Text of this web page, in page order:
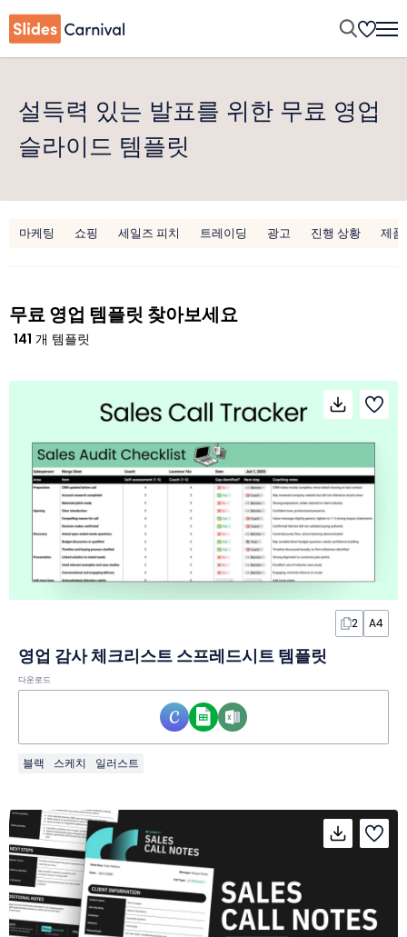
설득력 있는 발표를 위한 무료 영업
슬라이드 템플릿
마케팅 쇼핑 세일즈 피치 트레이딩 광고 진행 상황 제품
무료 영업 템플릿 찾아보세요
141 개 템플릿
2 A4
영업 감사 체크리스트 스프레드시트 템플릿
다운로드
블랙 스케치 일러스트